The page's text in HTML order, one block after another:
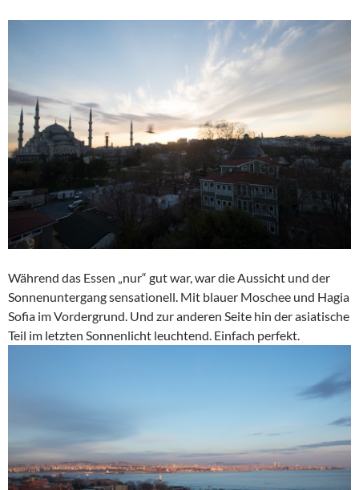
Während das Essen „nur“ gut war, war die Aussicht und der
Sonnenuntergang sensationell. Mit blauer Moschee und Hagia
Sofia im Vordergrund. Und zur anderen Seite hin der asiatische
Teil im letzten Sonnenlicht leuchtend. Einfach perfekt.